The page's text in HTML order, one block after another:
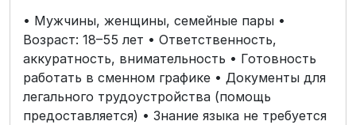
• Мужчины, женщины, семейные пары •
Возраст: 18–55 лет • Ответственность,
аккуратность, внимательность • Готовность
работать в сменном графике • Документы для
легального трудоустройства (помощь
предоставляется) • Знание языка не требуется